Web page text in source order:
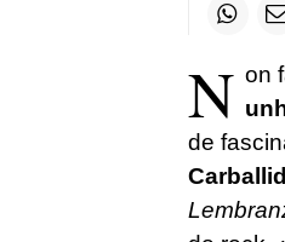
N on
de